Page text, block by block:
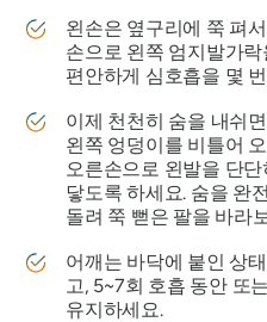
왼손은 옆구리에 쭉 펴
손으로 왼쪽 엄지발가
편안하게 심호흡을 몇
이제 천천히 숨을 내쉬
왼쪽 엉덩이를 비틀어
오른손으로 왼발을 단
닿도록 하세요. 숨을 완
돌려 쭉 뻗은 팔을 바라
어깨는 바닥에 붙인 상
고, 5~7회 호흡 동안 또
유지하세요.